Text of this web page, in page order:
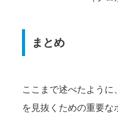
まとめ
ここまで述べたよう
を見抜くための重要な